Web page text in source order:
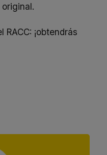
¡obtendrás